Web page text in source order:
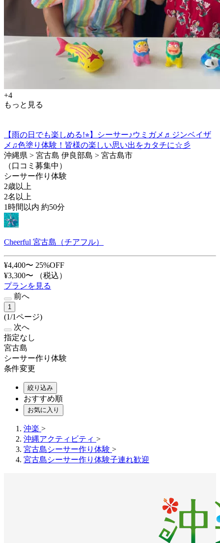
+4
もっと見る
【雨の日でも楽しめる!⭐︎】シーサー♪ウミガメ♬ジンベイザ
メ♫色塗り体験！皆様の楽しい思い出をカタチに☆彡
沖縄県 > 宮古島 伊良部島 > 宮古島市
（口コミ募集中）
シーサー作り体験
2歳以上
2名以上
1時間以内 約50分
Cheerful 宮古島（チアフル）
¥4,400〜 25%OFF
¥3,300〜
（税込）
プランを見る
前へ
1
(1/1ページ)
次へ
指定なし
宮古島
シーサー作り体験
条件変更
絞り込み
おすすめ順
お気に入り
沖楽 >
沖縄アクティビティ >
宮古島シーサー作り体験 >
宮古島シーサー作り体験子連れ歓迎